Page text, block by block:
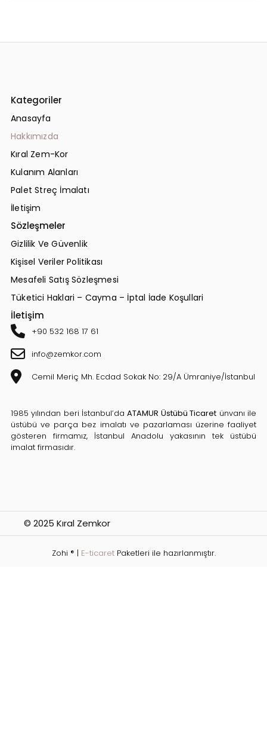
1985 yılından beri İstanbul’da ATAMUR Üstübü Ticaret ünvanı ile
üstübü ve parça bez imalatı ve pazarlaması üzerine faaliyet
gösteren firmamız, İstanbul Anadolu yakasının tek üstübü
imalat firmasıdır.
Kategoriler
Anasayfa
Hakkımızda
Kıral Zem-Kor
Kulanım Alanları
Palet Streç İmalatı
İletişim
Sözleşmeler
Gizlilik Ve Güvenlik
Kişisel Veriler Politikası
Mesafeli Satış Sözleşmesi
Tüketici Haklari – Cayma – İptal İade Koşullari
İletişim
+90 532 168 17 61
info@zemkor.com
Cemil Meriç Mh. Ecdad Sokak No: 29/A Ümraniye/İstanbul
© 2025 Kıral Zemkor
Zohi ® | E-ticaretPaketleri ile hazırlanmıştır.